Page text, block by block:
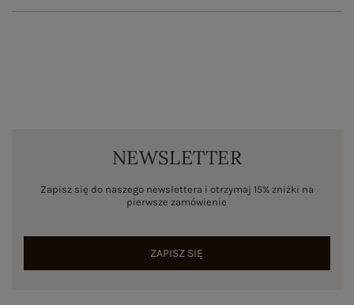
NEWSLETTER
Zapisz się do naszego newslettera i otrzymaj 15% zniżki na
pierwsze zamówienie
ZAPISZ SIĘ